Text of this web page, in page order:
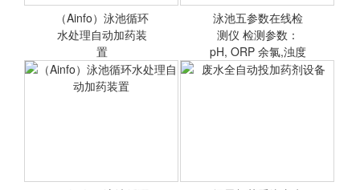
<查看详情> <查看详情>
（Ainfo）泳池循环
水处理自动加药装
置
泳池五参数在线检
测仪 检测参数：
pH, ORP 余氯,浊度